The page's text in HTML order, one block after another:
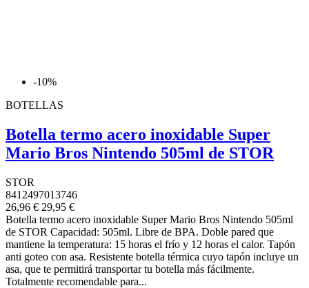
-10%
BOTELLAS
Botella termo acero inoxidable Super
Mario Bros Nintendo 505ml de STOR
STOR
8412497013746
26,96 € 29,95 €
Botella termo acero inoxidable Super Mario Bros Nintendo 505ml
de STOR Capacidad: 505ml. Libre de BPA. Doble pared que
mantiene la temperatura: 15 horas el frío y 12 horas el calor. Tapón
anti goteo con asa. Resistente botella térmica cuyo tapón incluye un
asa, que te permitirá transportar tu botella más fácilmente.
Totalmente recomendable para...